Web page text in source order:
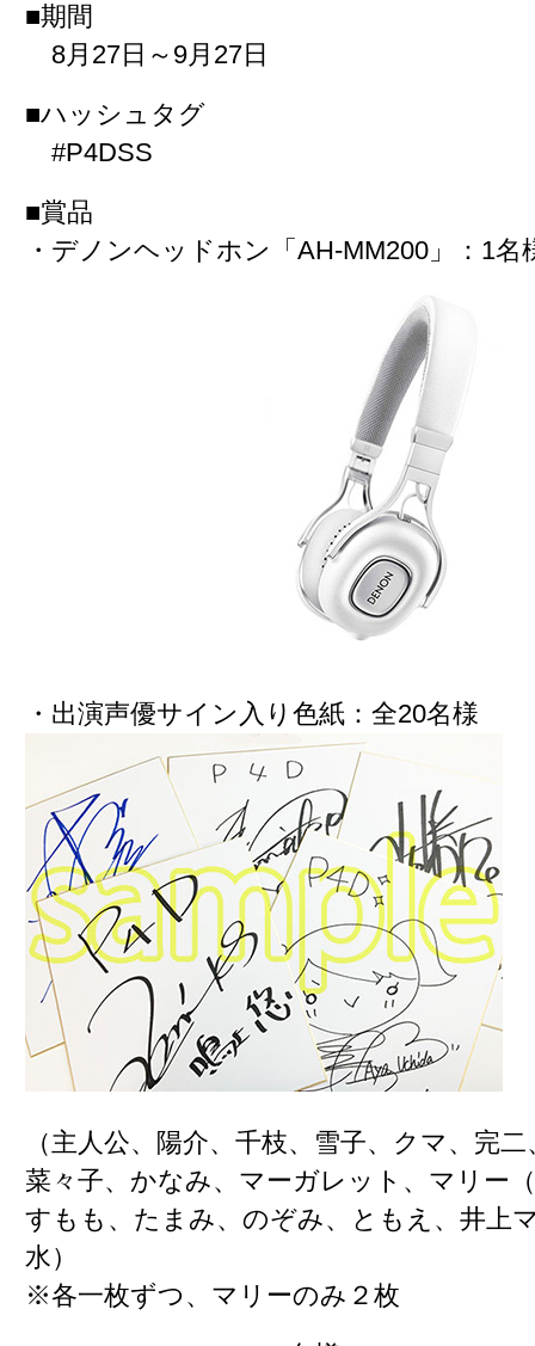
■期間
8月27日～9月27日
■ハッシュタグ
#P4DSS
■賞品
・デノンヘッドホン「AH-MM200」： 1名
・出演声優サイン入り色紙： 全20名様
（主人公、陽介、千枝、雪子、クマ、完
菜々子、かなみ、マーガレット、マリー
すもも、たまみ、のぞみ、ともえ、井上
水）
※各一枚ずつ、マリーのみ２枚